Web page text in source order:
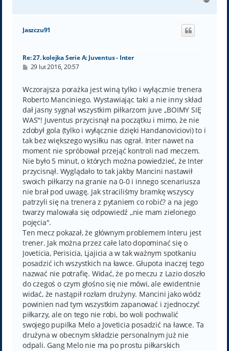
g
Jaszczu91
Re: 27. kolejka Serie A: Juventus - Inter
P
t
29 lut 2016, 20:57
Wczorajsza porażka jest winą tylko i wyłącznie trenera
Roberto Manciniego. Wystawiając taki a nie inny skład
dał jasny sygnał wszystkim piłkarzom juve ,,BOIMY SIĘ
WAS"! Juventus przycisnął na początku i mimo, że nie
zdobył gola (tylko i wyłącznie dzięki Handanoviciovi) to i
tak bez większego wysiłku nas ograł. Inter nawet na
moment nie spróbował przejąć kontroli nad meczem.
Nie było 5 minut, o których można powiedzieć, że Inter
przycisnął. Wyglądało to tak jakby Mancini nastawił
swoich piłkarzy na granie na 0-0 i innego scenariusza
nie brał pod uwagę. Jak straciliśmy bramkę wszyscy
patrzyli się na trenera z pytaniem co robić? a na jego
twarzy malowała się odpowiedź ,,nie mam zielonego
pojęcia".
Ten mecz pokazał, że głównym problemem Interu jest
trener. Jak można przez całe lato dopominać się o
Joveticia, Perisicia, Ljajicia a w tak ważnym spotkaniu
posadzić ich wszystkich na ławce. Głupota inaczej tego
nazwać nie potrafię. Widać, że po meczu z Lazio doszło
do czegoś o czym głośno się nie mówi, ale ewidentnie
widać, że nastąpił rozłam drużyny. Mancini jako wódz
powinien nad tym wszystkim zapanować i zjednoczyć
piłkarzy, ale on tego nie robi, bo woli pochwalić
swojego pupilka Melo a Joveticia posadzić na ławce. Ta
drużyna w obecnym składzie personalnym już nie
odpali. Gang Melo nie ma po prostu piłkarskich